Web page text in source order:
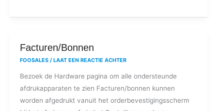
Facturen/Bonnen
FOOSALES / LAAT EEN REACTIE ACHTER
Bezoek de Hardware pagina om alle ondersteunde
afdrukapparaten te zien Facturen/bonnen kunnen
worden afgedrukt vanuit het orderbevestigingsscherm
Facturen/Bonnen